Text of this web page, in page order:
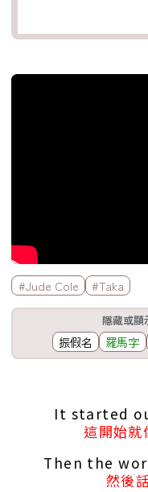
官方Youtube影片
標籤欄
#Jude Cole #Taka
隱藏或顯
振假名 羅馬字
It started
這開始就
Then the
然後